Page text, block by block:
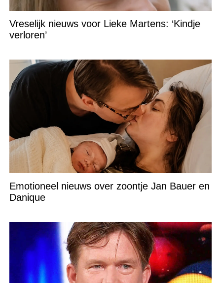
Vreselijk nieuws voor Lieke Martens: ‘Kindje
verloren’
Emotioneel nieuws over zoontje Jan Bauer en
Danique